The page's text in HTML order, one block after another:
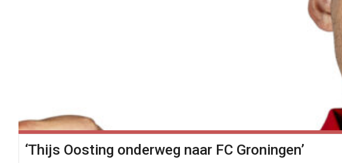
‘Thijs Oosting onderweg naar FC Groningen’